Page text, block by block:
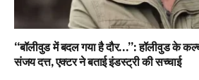
“बॉलीवुड में बदल गया है दौर…”: हॉलीवुड के
संजय दत्त, एक्टर ने बताई इंडस्ट्री की सच्चाई